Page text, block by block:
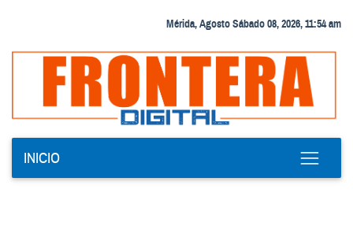
Mérida, Agosto Sábado 08, 2026, 11:54 am
INICIO